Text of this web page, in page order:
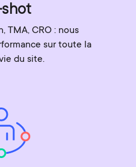
TMA, CRO : nous
sur toute la
du site.